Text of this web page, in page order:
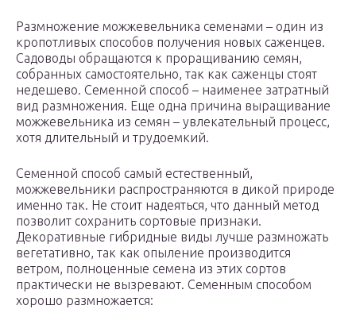
Размножение можжевельника семенами – один из
кропотливых способов получения новых саженцев.
Садоводы обращаются к проращиванию семян,
собранных самостоятельно, так как саженцы стоят
недешево. Семенной способ – наименее затратный
вид размножения. Еще одна причина выращивание
можжевельника из семян – увлекательный процесс,
хотя длительный и трудоемкий.
Семенной способ самый естественный,
можжевельники распространяются в дикой природе
именно так. Не стоит надеяться, что данный метод
позволит сохранить сортовые признаки.
Декоративные гибридные виды лучше размножать
вегетативно, так как опыление производится
ветром, полноценные семена из этих сортов
практически не вызревают. Семенным способом
хорошо размножается: